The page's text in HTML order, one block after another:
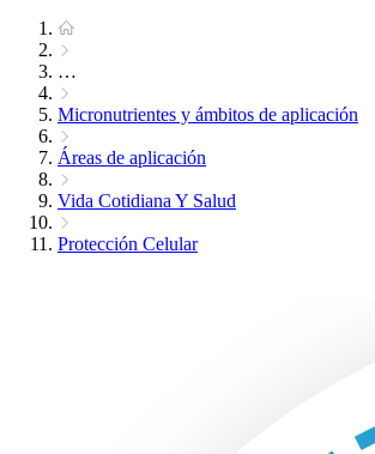
…
Micronutrientes y ámbitos de aplicación
Áreas de aplicación
Vida Cotidiana Y Salud
Protección Celular